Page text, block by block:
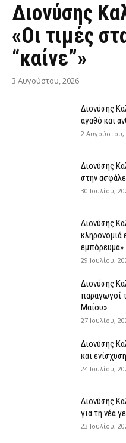
Διονύσης
«Οι τιμές
“καίνε”»
3 Αυγούστου, 2026
Διονύσης
αγαθό και
2 Αυγούστου,
Διονύσης
στην
30 Ιουλίου,
Διονύσης
κληρονομιά
εμπόρευμα»
29 Ιουλίου,
Διονύσης
παραγωγοί
Μαΐου»
27 Ιουλίου,
Διονύσης
και
24 Ιουλίου,
Διονύσης
για τη νέα
23 Ιουλίου,